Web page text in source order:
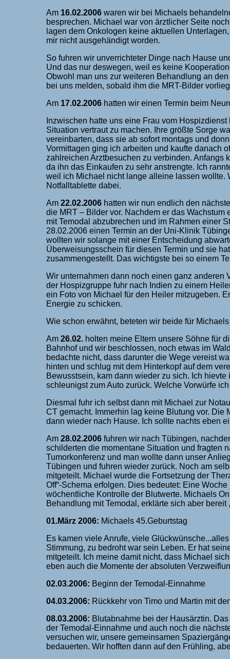
Am 16.02.2006 waren wir bei Michaels
besprechen. Michael war von ärztlicher Seite
lagen dem Onkologen keine aktuellen
mir nicht ausgehändigt worden.
So fuhren wir unverrichteter Dinge nach Hause
Und das nur deswegen, weil es keine
Obwohl man uns zur weiteren Behandlung an
bei uns melden, sobald ihm die MRT-Bilder
Am 17.02.2006 hatten wir einen Termin beim
Inzwischen hatte uns eine Frau vom
Situation vertraut zu machen. Ihre größte Sorge
vereinbarten, dass sie ab sofort montags und
Vormittagen ging ich arbeiten und kaufte danach
zahlreichen Arztbesuchen zu verbinden. Anfangs
da ihn das Einkaufen zu sehr anstrengte. Ich
weil ich Michael nicht lange alleine lassen wollte.
Notfalltablette dabei.
Am 22.02.2006 hatten wir nun endlich den
die MRT – Bilder vor. Nachdem er das
mit Temodal abzubrechen und im Rahmen einer
28.02.2006 einen Termin an der Uni-Klinik
wollten wir solange mit einer Entscheidung
Überweisungsschein für diesen Termin und sie
zusammengestellt. Das wichtigste bei so einem
Wir unternahmen dann noch einen ganz anderen
der Hospizgruppe fuhr nach Indien zu einem
ein Foto von Michael für den Heiler mitzugeben.
Energie zu schicken.
Wie schon erwähnt, beteten wir beide für
Am 26.02. holten meine Eltern unsere Söhne für
Bahnhof und wir beschlossen, noch etwas im
bedachte nicht, dass darunter die Wege vereist
hinten und schlug mit dem Hinterkopf auf dem
Bewusstsein, kam dann wieder zu sich. Ich
schleunigst zum Auto zurück. Welche Vorwürfe
Diesmal fuhr ich selbst dann mit Michael zur
CT gemacht. Immerhin lag keine Blutung vor. Die
dann wieder nach Hause. Ich sollte nachts eben
Am 28.02.2006 fuhren wir nach Tübingen,
schilderten die momentane Situation und fragten
Tumorkonferenz und man wollte dann unser
Tübingen und fuhren wieder zurück. Noch am
mitgeteilt. Michael wurde die Fortsetzung der
Off“-Schema erfolgen. Dies bedeutet: Eine
wöchentliche Kontrolle der Blutwerte. Michaels
Behandlung mit Temodal, erklärte sich aber
01.März 2006: Michaels 45.Geburtstag
Es kamen viele Anrufe, viele
Stimmung, zu bedroht war sein Leben. Er hat
mitgeteilt. Ich meine damit nicht, dass Michael
eben auch die Momente der absoluten
02.03.2006: Beginn der Temodal-Einnahme
04.03.2006: Rückkehr von Timo und Martin mit
08.03.2006: Blutabnahme bei der Hausärztin.
der Temodal-Einnahme und auch noch die
versuchen wir, unsere gemeinsamen
bedauerten. Wir hofften dann auf den Frühling,